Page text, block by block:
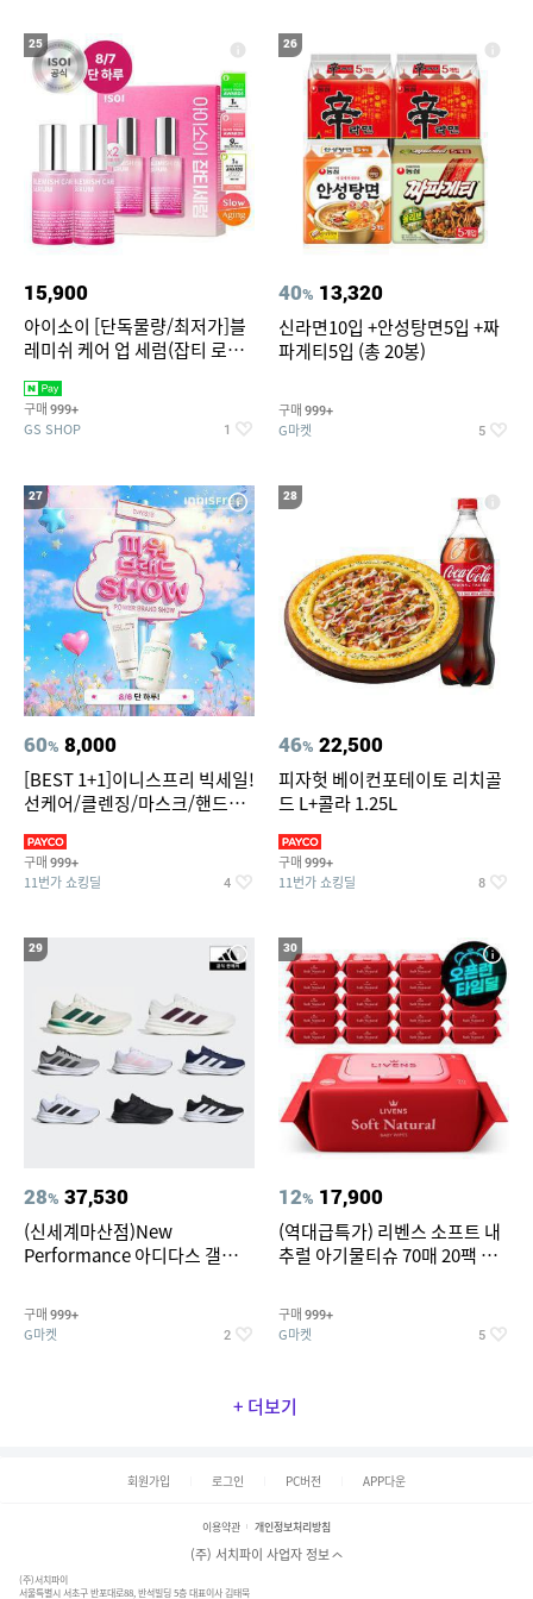
25
15,900
아이소이 [단독물량/최저가]블
레미쉬 케어 업 세럼(잡티 로즈
2027-04-24)
구매 999+
GS SHOP 1
26
40% 13,320
신라면10입 +안성탕면5입 +짜
파게티5입 (총 20봉)
구매 999+
G마켓 5
27
60% 8,000
[BEST 1+1]이니스프리 빅세일!
선케어/클렌징/마스크/핸드크
구매 999+
11번가 쇼킹딜 4
28
46% 22,500
피자헛 베이컨포테이토 리치골
드 L+콜라 1.25L
구매 999+
11번가 쇼킹딜 8
29
28% 37,530
(신세계마산점)New
Performance 아디다스 갤럭시
구매 999+
G마켓 2
30
12% 17,900
(역대급특가) 리벤스 소프트 내
추럴 아기물티슈 70매 20팩 캡
구매 999+
G마켓 5
+ 더보기
회원가입 로그인 PC버전 APP다운
이용약관 개인정보처리방침
(주) 서치파이 사업자 정보
(주)서치파이
서울특별시 서초구 반포대로88, 반석빌딩 5층 대표이사 김태묵